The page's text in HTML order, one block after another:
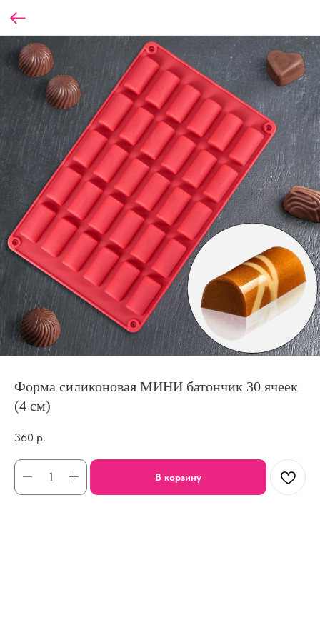
Форма силиконовая МИНИ батончик 30 ячеек
(4 см)
360 р.
В корзину